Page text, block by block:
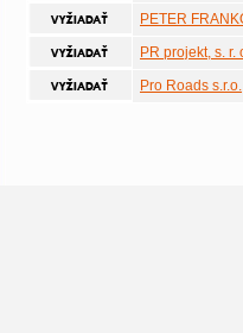
PETER
PR projekt, s. r.
Pro Roads s.r.o.